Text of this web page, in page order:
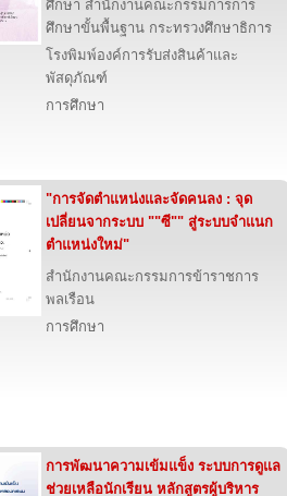
ศึกษา สำนักงานคณะกรรมการการ
ศึกษาขั้นพื้นฐาน กระทรวงศึกษาธิการ
โรงพิมพ์องค์การรับส่งสินค้าและ
พัสดุภัณฑ์
การศึกษา
"การจัดตำแหน่งและจัดคนลง : จุด
เปลี่ยนจากระบบ ""ซี"" สู่ระบบจำแนก
ตำแหน่งใหม่"
สำนักงานคณะกรรมการข้าราชการ
พลเรือน
การศึกษา
การพัฒนาความเข้มแข็ง ระบบการดูแล
ช่วยเหลือนักเรียน หลักสูตรผู้บริหาร